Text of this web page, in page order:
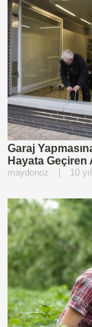
Garaj
Hayata Geçiren
maydonoz | 10